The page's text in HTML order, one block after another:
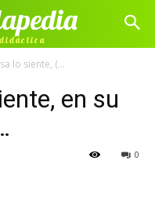
lo siente, (...
en su
0